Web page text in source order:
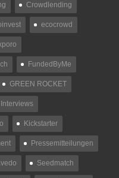
Crowdlending
ecocrowd
FundedByMe
GREEN ROCKET
Interviews
Kickstarter
Pressemitteilungen
Seedmatch